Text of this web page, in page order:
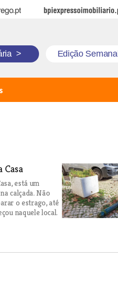
BPI Expresso Imobiliário
> Edição Semanal
Casa
está um
calçada. Não
o estrago, até
naquele local.